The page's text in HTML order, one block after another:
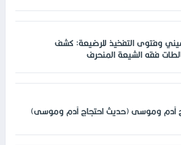
وفتوى التفخيذ للرضيعة: كشف
فقه الشيعة المنحرف
آدم وموسى (حديث احتجاج آدم وموسى)